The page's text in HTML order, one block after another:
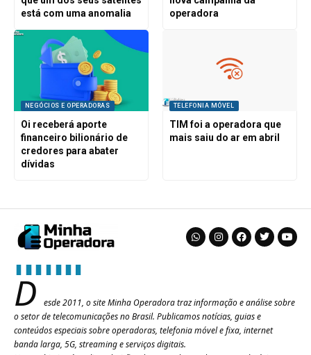
está com uma anomalia
operadora
NEGÓCIOS E OPERADORAS
Oi receberá aporte
financeiro bilionário de
credores para abater
dívidas
TELEFONIA MÓVEL
TIM foi a operadora que
mais saiu do ar em abril
D
esde 2011, o site Minha Operadora traz informação e análise sobre
o setor de telecomunicações no Brasil. Publicamos notícias, guias e
conteúdos especiais sobre operadoras, telefonia móvel e fixa, internet
banda larga, 5G, streaming e serviços digitais.